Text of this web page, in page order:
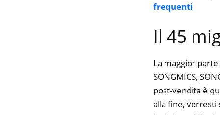
frequenti
Il 45
La maggior
SONGMICS,
post-vendita è
alla fine, vorresti